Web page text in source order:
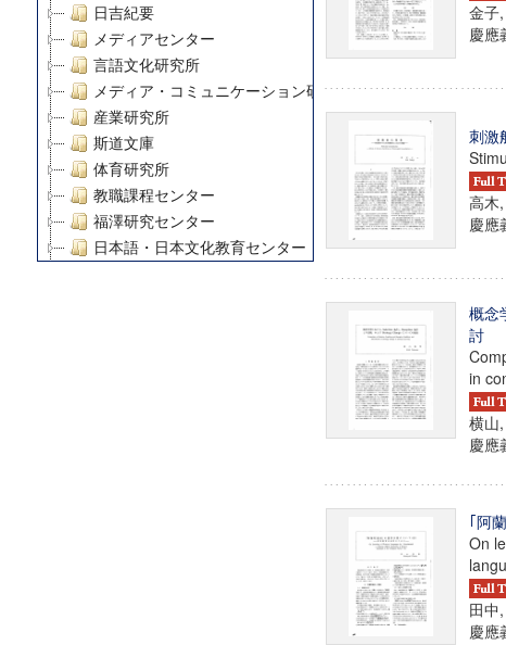
日吉紀要
メディアセンター
言語文化研究所
メディア・コミュニケーション研究所
産業研究所
斯道文庫
体育研究所
教職課程センター
福澤研究センター
日本語・日本文化教育センター
デジタルメディア・コンテンツ統合研究センター
慶應義塾大学グローバルCOEプログラム市民社会ガバナン
慶應義塾大学グローバルCOEプログラム論理と感性の先端
博士課程教育リーディングプログラム「超成熟社会発展のサ
金子
慶應
刺激
高木
慶應
概念
討
in
横山
慶應
｢阿
On
田中
慶應